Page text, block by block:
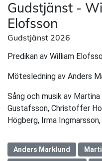
Gudstjänst -
Elofsson
Gudstjänst 2026
Predikan av William
Mötesledning av Anders
Sång och musik av
Gustafsson, Christoffer
Högberg, Irma
Anders Marklund